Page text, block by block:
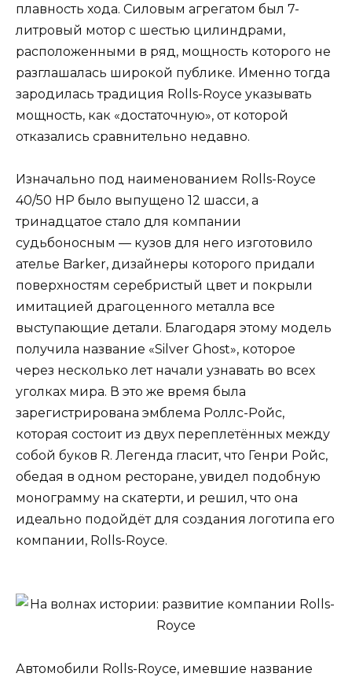
плавность хода. Силовым агрегатом был 7-
литровый мотор с шестью цилиндрами,
расположенными в ряд, мощность которого не
разглашалась широкой публике. Именно тогда
зародилась традиция Rolls-Royce указывать
мощность, как «достаточную», от которой
отказались сравнительно недавно.
Изначально под наименованием Rolls-Royce
40/50 HP было выпущено 12 шасси, а
тринадцатое стало для компании
судьбоносным — кузов для него изготовило
ателье Barker, дизайнеры которого придали
поверхностям серебристый цвет и покрыли
имитацией драгоценного металла все
выступающие детали. Благодаря этому модель
получила название «Silver Ghost», которое
через несколько лет начали узнавать во всех
уголках мира. В это же время была
зарегистрирована эмблема Роллс-Ройс,
которая состоит из двух переплетённых между
собой буков R. Легенда гласит, что Генри Ройс,
обедая в одном ресторане, увидел подобную
монограмму на скатерти, и решил, что она
идеально подойдёт для создания логотипа его
компании, Rolls-Royce.
Автомобили Rolls-Royce, имевшие название